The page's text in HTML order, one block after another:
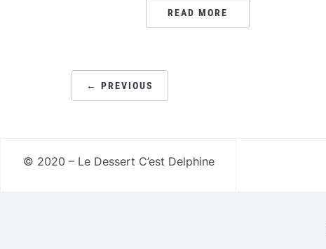
READ MORE
PAGINATION
DES
← PREVIOUS
© 2020 – Le Dessert C’est Delphine